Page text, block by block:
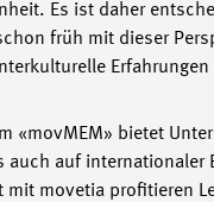
Es ist daher
früh mit dieser
«movMEM» bietet
auch auf internationaler
mit movetia profitieren